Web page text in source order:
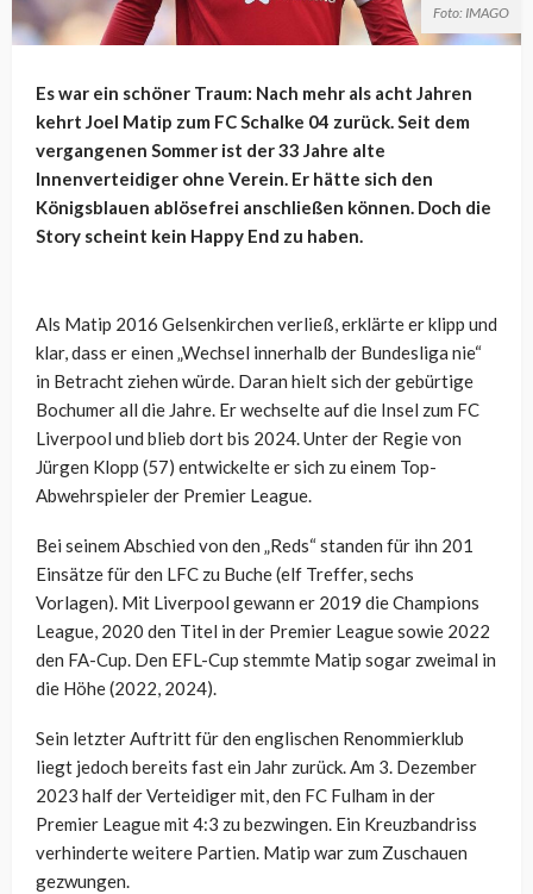
Foto: IMAGO
Es war ein schöner Traum: Nach mehr als acht Jahren
kehrt Joel Matip zum FC Schalke 04 zurück. Seit dem
vergangenen Sommer ist der 33 Jahre alte
Innenverteidiger ohne Verein. Er hätte sich den
Königsblauen ablösefrei anschließen können. Doch die
Story scheint kein Happy End zu haben.
Als Matip 2016 Gelsenkirchen verließ, erklärte er klipp und
klar, dass er einen „Wechsel innerhalb der Bundesliga nie“
in Betracht ziehen würde. Daran hielt sich der gebürtige
Bochumer all die Jahre. Er wechselte auf die Insel zum FC
Liverpool und blieb dort bis 2024. Unter der Regie von
Jürgen Klopp (57) entwickelte er sich zu einem Top-
Abwehrspieler der Premier League.
Bei seinem Abschied von den „Reds“ standen für ihn 201
Einsätze für den LFC zu Buche (elf Treffer, sechs
Vorlagen). Mit Liverpool gewann er 2019 die Champions
League, 2020 den Titel in der Premier League sowie 2022
den FA-Cup. Den EFL-Cup stemmte Matip sogar zweimal in
die Höhe (2022, 2024).
Sein letzter Auftritt für den englischen Renommierklub
liegt jedoch bereits fast ein Jahr zurück. Am 3. Dezember
2023 half der Verteidiger mit, den FC Fulham in der
Premier League mit 4:3 zu bezwingen. Ein Kreuzbandriss
verhinderte weitere Partien. Matip war zum Zuschauen
gezwungen.